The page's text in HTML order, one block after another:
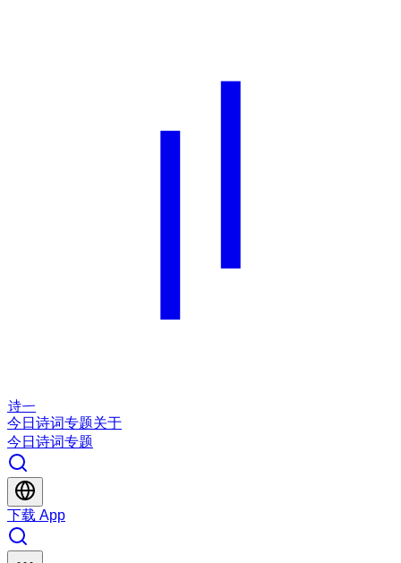
诗一
今日 诗词专题关于
今日 诗词专题
下载 App